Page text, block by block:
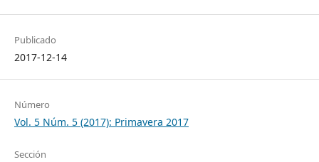
Publicado
2017-12-14
Número
Vol. 5 Núm. 5 (2017): Primavera 2017
Sección